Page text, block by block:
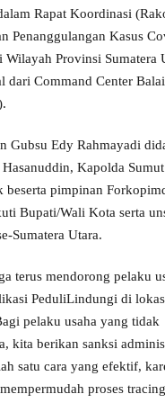
Rapat Koordinasi
Penanggulangan Kasus
Wilayah Provinsi Sumatera
dari Command Center
Gubsu Edy Rahmayadi
Kapolda
beserta pimpinan
Bupati/Wali Kota serta
Sumatera Utara.
terus mendorong pelaku
PeduliLindungi di
pelaku usaha yang tidak
kita berikan sanksi
satu cara yang efektif,
proses